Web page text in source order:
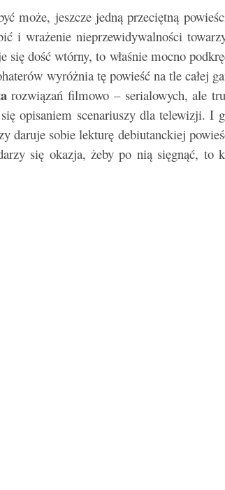
może, jeszcze jedną przeciętną
i wrażenie nieprzewidywalności
się dość wtórny, to właśnie mocno
wyróżnia tę powieść na tle całej
rozwiązań filmowo – serialowych, ale
opisaniem scenariuszy dla telewizji. I
daruje sobie lekturę debiutanckiej
się okazja, żeby po nią sięgnąć, to